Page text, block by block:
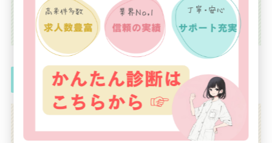
「面接前に職場の雰囲気を教えてくれて助か
った」
ハローワークの評判
「近場の求人が見つけやすかった」